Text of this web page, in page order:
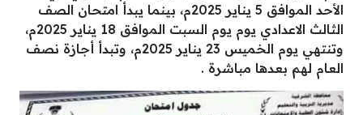
الأحد الموافق 5 يناير 2025م، بينما يبدأ امتحان الصف
الثالث الاعدادي يوم يوم السبت الموافق 18 يناير 2025م،
وتنتهي يوم الخميس 23 يناير 2025م، وتبدأ أجازة نصف
العام لهم بعدها مباشرة .